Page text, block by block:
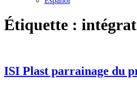
Étiquette :
ISI Plast parrainage du